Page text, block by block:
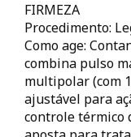
FIRMEZA
Procedimento:
Como age:
combina pulso
multipolar (com
ajustável para
controle térmico